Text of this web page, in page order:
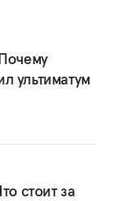
ультиматум
стоит за